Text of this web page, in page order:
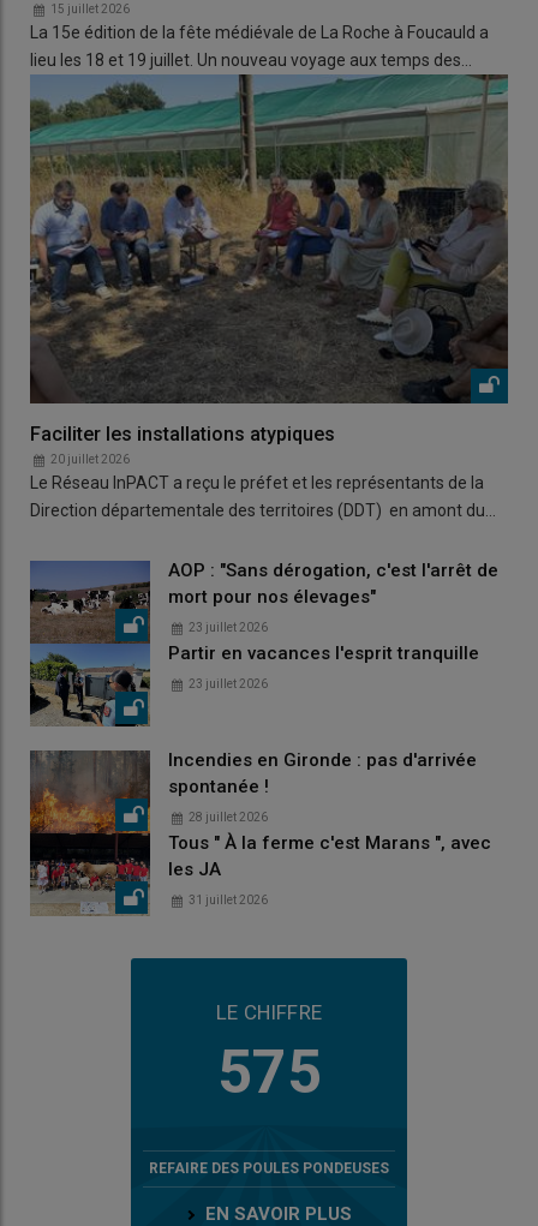
15 juillet 2026
La 15e édition de la fête médiévale de La Roche à Foucauld a
lieu les 18 et 19 juillet. Un nouveau voyage aux temps des…
Faciliter les installations atypiques
20 juillet 2026
Le Réseau InPACT a reçu le préfet et les représentants de la
Direction départementale des territoires (DDT) en amont du…
AOP : "Sans dérogation, c'est l'arrêt de
mort pour nos élevages"
23 juillet 2026
Partir en vacances l'esprit tranquille
23 juillet 2026
Incendies en Gironde : pas d'arrivée
spontanée !
28 juillet 2026
Tous " À la ferme c'est Marans ", avec
les JA
31 juillet 2026
LE CHIFFRE
575
REFAIRE DES POULES PONDEUSES
EN SAVOIR PLUS